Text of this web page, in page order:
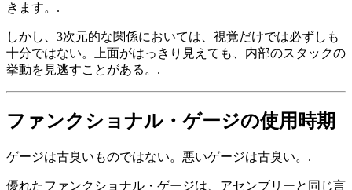
きます。.
しかし、3次元的な関係においては、視覚だけでは必ずしも
十分ではない。上面がはっきり見えても、内部のスタックの
挙動を見逃すことがある。.
ファンクショナル・ゲージの使用時期
ゲージは古臭いものではない。悪いゲージは古臭い。.
優れたファンクショナル・ゲージは、アセンブリーと同じ言